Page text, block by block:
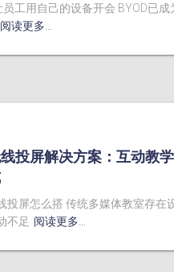
员工用自己的设备开会 BYOD已成
阅读更多…
投屏解决方案：互动教
投屏怎么搭 传统多媒体教室存在
不足 阅读更多…